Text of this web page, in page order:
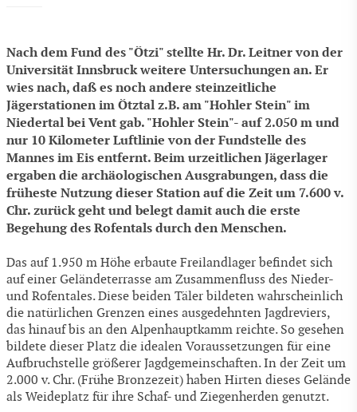
Nach dem Fund des "Ötzi" stellte Hr. Dr. Leitner von der
Universität Innsbruck weitere Untersuchungen an. Er
wies nach, daß es noch andere steinzeitliche
Jägerstationen im Ötztal z.B. am "Hohler Stein" im
Niedertal bei Vent gab. "Hohler Stein"- auf 2.050 m und
nur 10 Kilometer Luftlinie von der Fundstelle des
Mannes im Eis entfernt. Beim urzeitlichen Jägerlager
ergaben die archäologischen Ausgrabungen, dass die
früheste Nutzung dieser Station auf die Zeit um 7.600 v.
Chr. zurück geht und belegt damit auch die erste
Begehung des Rofentals durch den Menschen.
Das auf 1.950 m Höhe erbaute Freilandlager befindet sich
auf einer Geländeterrasse am Zusammenfluss des Nieder-
und Rofentales. Diese beiden Täler bildeten wahrscheinlich
die natürlichen Grenzen eines ausgedehnten Jagdreviers,
das hinauf bis an den Alpenhauptkamm reichte. So gesehen
bildete dieser Platz die idealen Voraussetzungen für eine
Aufbruchstelle größerer Jagdgemeinschaften. In der Zeit um
2.000 v. Chr. (Frühe Bronzezeit) haben Hirten dieses Gelände
als Weideplatz für ihre Schaf- und Ziegenherden genutzt.